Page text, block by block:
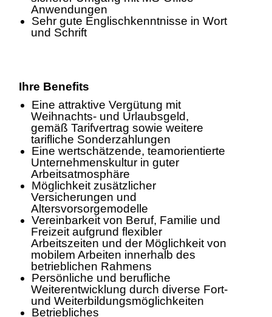
Anwendungen
Sehr gute Englischkenntnisse in Wort
und Schrift
Ihre Benefits
Eine attraktive Vergütung mit
Weihnachts- und Urlaubsgeld,
gemäß Tarifvertrag sowie weitere
tarifliche Sonderzahlungen
Eine wertschätzende, teamorientierte
Unternehmenskultur in guter
Arbeitsatmosphäre
Möglichkeit zusätzlicher
Versicherungen und
Altersvorsorgemodelle
Vereinbarkeit von Beruf, Familie und
Freizeit aufgrund flexibler
Arbeitszeiten und der Möglichkeit von
mobilem Arbeiten innerhalb des
betrieblichen Rahmens
Persönliche und berufliche
Weiterentwicklung durch diverse Fort-
und Weiterbildungsmöglichkeiten
Betriebliches